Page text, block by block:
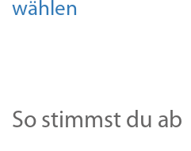
wählen
Die
So stimmst du ab